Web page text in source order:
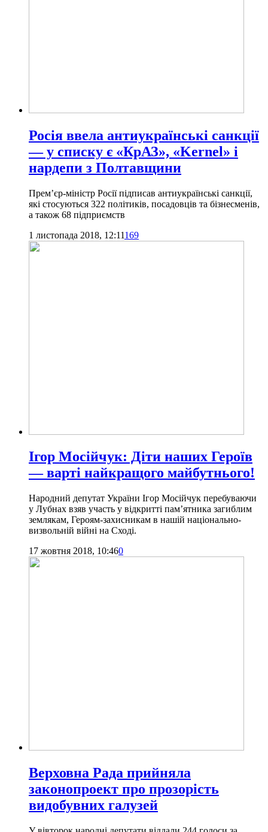
Росія ввела антиукраїнські санкції
— у списку є «КрАЗ», «Kernel» і
нардепи з Полтавщини
Прем’єр-міністр Росії підписав антиукраїнські санкції,
які стосуються 322 політиків, посадовців та бізнесменів,
а також 68 підприємств
1 листопада 2018, 12:11169
Ігор Мосійчук: Діти наших Героїв
— варті найкращого майбутнього!
Народний депутат України Ігор Мосійчук перебуваючи
у Лубнах взяв участь у відкритті пам’ятника загиблим
землякам, Героям-захисникам в нашій національно-
визвольній війні на Сході.
17 жовтня 2018, 10:460
Верховна Рада прийняла
законопроект про прозорість
видобувних галузей